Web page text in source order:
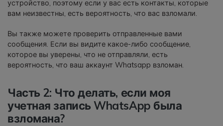
устройство, поэтому если у вас есть контакты, которые
вам неизвестны, есть вероятность, что вас взломали.
Вы также можете проверить отправленные вами
сообщения. Если вы видите какое-либо сообщение,
которое вы уверены, что не отправляли, есть
вероятность, что ваш аккаунт Whatsapp взломан.
Часть 2: Что делать, если моя
учетная запись WhatsApp была
взломана?